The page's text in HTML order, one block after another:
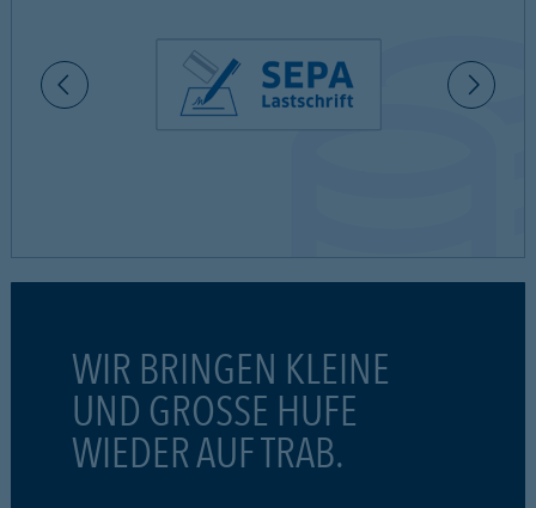
WIR BRINGEN KLEINE
UND GROSSE HUFE
WIEDER AUF TRAB.